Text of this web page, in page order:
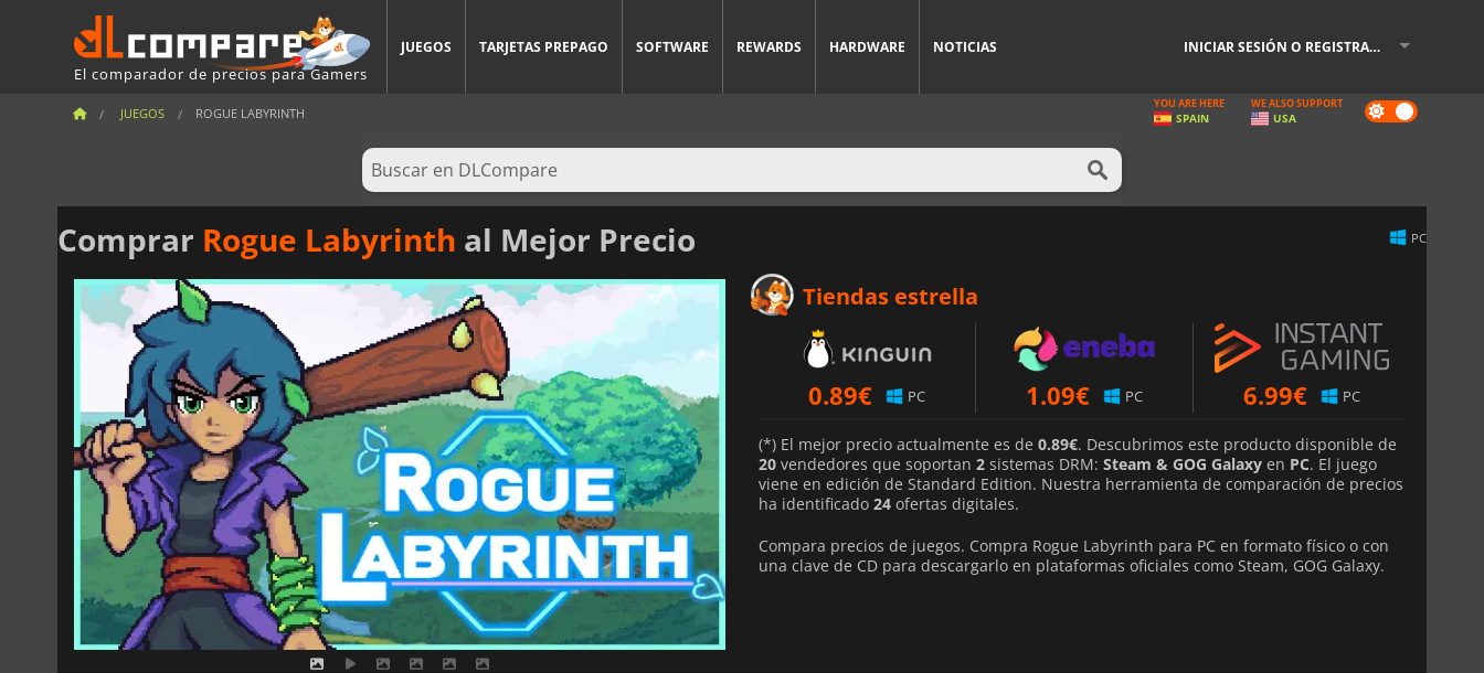
El comparador de precios para Gamers
JUEGOS TARJETAS PREPAGO SOFTWARE REWARDS HARDWARE NOTICIAS INICIAR SESIÓN O REGISTRARSE
JUEGOS ROGUE LABYRINTH Dark
mode
YOU ARE HERE
SPAIN
WE ALSO SUPPORT
USA
Comprar Rogue Labyrinth al Mejor Precio PC
Tiendas estrella
0.89€ PC 1.09€ PC 6.99€ PC
(*) El mejor precio actualmente es de 0.89€. Descubrimos este producto disponible de
20 vendedores que soportan 2 sistemas DRM: Steam & GOG Galaxy en PC. El juego
viene en edición de Standard Edition. Nuestra herramienta de comparación de precios
ha identificado 24 ofertas digitales.
Compara precios de juegos. Compra Rogue Labyrinth para PC en formato físico o con
una clave de CD para descargarlo en plataformas oficiales como Steam, GOG Galaxy.